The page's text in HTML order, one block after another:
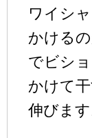
ワイシ
かける
でビシ
かけて
伸びます